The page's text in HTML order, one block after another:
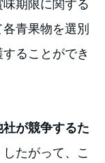
期限に関する
青果物を選別
ることができ
が競争するた
たがって、こ